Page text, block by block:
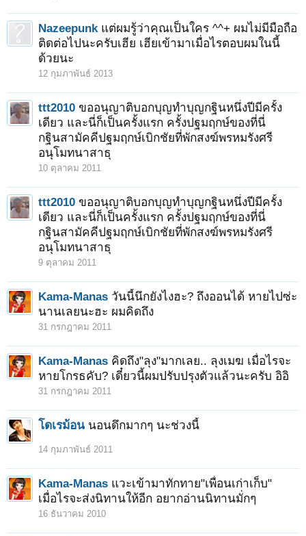
Nazeepunk แต่ผมรู้ว่าคุณเป็นใคร ^^+ ผมไม่มีมือถือ
ติดต่อไปนะครับเฮีย เฮียเข้ามาเมื่อไรตอบผมในนี้
ด้วยนะ
12 กุมภาพันธ์ 2013
ttt2010 ขออนุญาติบอกบุญทำบุญกฐินหนึ่งปีมีครั้ง
เดียว และนี่ก็เป็นครั้งแรก ครั้งปฐมฤกษ์ของที่นี่
กฐินสามัคคีปฐมฤกษ์เบิกชัยที่พักสงฆ์พรหมรังศรี
อนุโมทนาสาธุ
10 ตุลาคม 2011
ttt2010 ขออนุญาติบอกบุญทำบุญกฐินหนึ่งปีมีครั้ง
เดียว และนี่ก็เป็นครั้งแรก ครั้งปฐมฤกษ์ของที่นี่
กฐินสามัคคีปฐมฤกษ์เบิกชัยที่พักสงฆ์พรหมรังศรี
อนุโมทนาสาธุ
9 ตุลาคม 2011
Kama-Manas วันนี้นึกยังไงฮะ? ถึงออนได้ หายไปซ่ะ
นานเลยนะฮะ ผมคิดถึง
31 กรกฎาคม 2011
Kama-Manas คิดถึง"ลุง"มากเลย.. ลุงเมฆ เมื่อไรจะ
หายโกรธคับ? เดี๋ยวนี้ผมปรับปรุงตัวแล้วนะครับ อิอิ
31 กรกฎาคม 2011
โดเรม้อน นอนดึกมากๆ นะช่วงนี้
14 กุมภาพันธ์ 2011
Kama-Manas แวะเข้ามาทักทาย"เพื่อนเก่าเก็บ"
เมื่อไรจะส่งนิทานให้อีก อยากอ่านนิทานมั่กๆ
16 ธันวาคม 2010